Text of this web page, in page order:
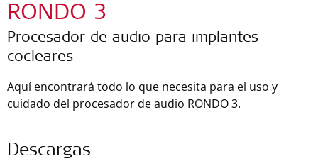
RONDO 3
Procesador de audio para implantes
cocleares
Aquí encontrará todo lo que necesita para el uso y
cuidado del procesador de audio RONDO 3.
Descargas